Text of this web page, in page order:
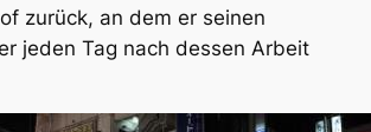
zurück, an dem er seinen
jeden Tag nach dessen Arbeit